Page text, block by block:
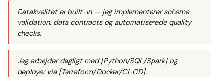
Datakvalitet er built-in — jeg implementerer schema
validation, data contracts og automatiserede quality
checks.
Jeg arbejder dagligt med [Python/SQL/Spark] og
deployer via [Terraform/Docker/CI-CD].